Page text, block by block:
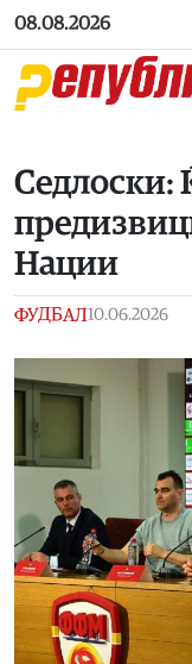
Skip to main content
08.08.2026
Седлоски:
Нации
ФУДБАЛ10.06.2026